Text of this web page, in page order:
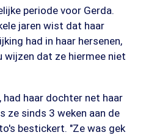
periode voor Gerda.
jaren wist dat haar
had in haar hersenen,
dat ze hiermee niet
haar dochter net haar
ze sinds 3 weken aan de
bestickert. "Ze was gek